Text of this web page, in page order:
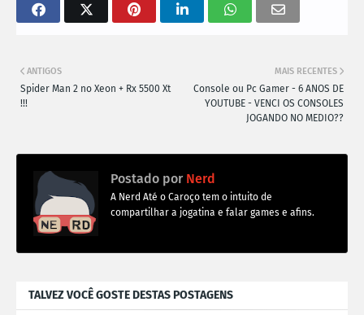
MAIS RECENTES
Console ou Pc Gamer - 6 ANOS DE
YOUTUBE - VENCI OS CONSOLES
JOGANDO NO MEDIO??
ANTIGOS
Spider Man 2 no Xeon + Rx 5500 Xt
!!!
Postado por Nerd
A Nerd Até o Caroço tem o intuito de
compartilhar a jogatina e falar games e afins.
TALVEZ VOCÊ GOSTE DESTAS POSTAGENS